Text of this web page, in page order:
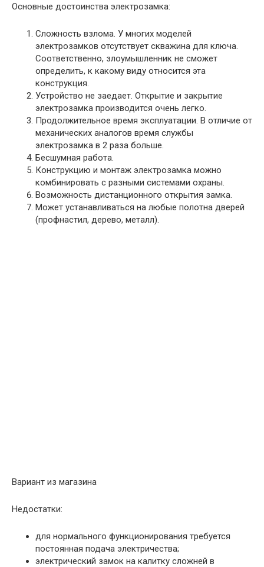
Основные достоинства электрозамка:
Сложность взлома. У многих моделей
электрозамков отсутствует скважина для ключа.
Соответственно, злоумышленник не сможет
определить, к какому виду относится эта
конструкция.
Устройство не заедает. Открытие и закрытие
электрозамка производится очень легко.
Продолжительное время эксплуатации. В отличие от
механических аналогов время службы
электрозамка в 2 раза больше.
Бесшумная работа.
Конструкцию и монтаж электрозамка можно
комбинировать с разными системами охраны.
Возможность дистанционного открытия замка.
Может устанавливаться на любые полотна дверей
(профнастил, дерево, металл).
Вариант из магазина
Недостатки:
для нормального функционирования требуется
постоянная подача электричества;
электрический замок на калитку сложней в